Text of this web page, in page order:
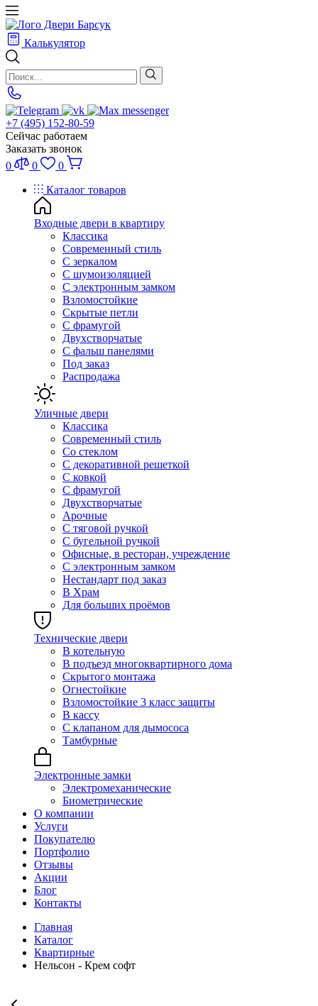
Калькулятор
+7 (495) 152-80-59
Сейчас работаем
Заказать звонок
0
0
0
Каталог товаров
Входные двери в квартиру
Классика
Современный стиль
С зеркалом
С шумоизоляцией
С электронным замком
Взломостойкие
Скрытые петли
С фрамугой
Двухстворчатые
С фальш панелями
Под заказ
Распродажа
Уличные двери
Классика
Современный стиль
Со стеклом
С декоративной решеткой
С ковкой
С фрамугой
Двухстворчатые
Арочные
С тяговой ручкой
С бугельной ручкой
Офисные, в ресторан, учреждение
С электронным замком
Нестандарт под заказ
В Храм
Для больших проёмов
Технические двери
В котельную
В подъезд многоквартирного дома
Скрытого монтажа
Огнестойкие
Взломостойкие 3 класс защиты
В кассу
С клапаном для дымососа
Тамбурные
Электронные замки
Электромеханические
Биометрические
О компании
Услуги
Покупателю
Портфолио
Отзывы
Акции
Блог
Контакты
Главная
Каталог
Квартирные
Нельсон - Крем софт